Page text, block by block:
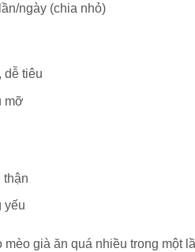
ngày (chia nhỏ)
dễ tiêu
mỡ
thận
yếu
mèo già ăn quá nhiều trong một